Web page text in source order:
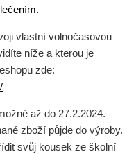
vlastní volnočasovou
níže a kterou je
zde:
až do 27.2.2024.
zboží půjde do výroby.
svůj kousek ze školní